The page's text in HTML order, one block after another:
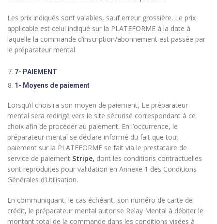
Les prix indiqués sont valables, sauf erreur grossière. Le prix
applicable est celui indiqué sur la PLATEFORME à la date à
laquelle la commande d’inscription/abonnement est passée par
le préparateur mental
7- PAIEMENT
1- Moyens de paiement
Lorsqu’il choisira son moyen de paiement, Le préparateur
mental sera redirigé vers le site sécurisé correspondant à ce
choix afin de procéder au paiement. En l’occurrence, le
préparateur mental se déclare informé du fait que tout
paiement sur la PLATEFORME se fait via le prestataire de
service de paiement Stripe, dont les conditions contractuelles
sont reproduites pour validation en Annexe 1 des Conditions
Générales d’Utilisation.
En communiquant, le cas échéant, son numéro de carte de
crédit, le préparateur mental autorise Relay Mental à débiter le
montant total de la commande dans les conditions visées à